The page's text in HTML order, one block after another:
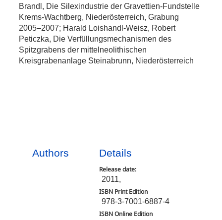
Brandl, Die Silexindustrie der Gravettien-Fundstelle
Krems-Wachtberg, Niederösterreich, Grabung
2005–2007; Harald Loishandl-Weisz, Robert
Peticzka, Die Verfüllungsmechanismen des
Spitzgrabens der mittelneolithischen
Kreisgrabenanlage Steinabrunn, Niederösterreich
Authors Details
Release date:
2011,
ISBN Print Edition
978-3-7001-6887-4
ISBN Online Edition